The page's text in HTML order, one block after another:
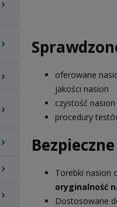
oferowane
jakości nasion
czystość
procedury
Torebki nasion
oryginalność
Dostosowane